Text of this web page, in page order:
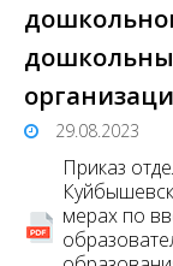
29.08.2023
Приказ
мерах по